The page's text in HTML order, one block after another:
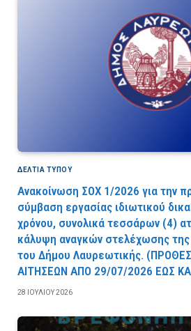
ΔΕΛΤΙΑ ΤΥΠΟΥ
Ανακοίνωση ΣΟΧ 1/2026 για την
σύμβαση εργασίας ιδιωτικού
χρόνου, συνολικά τεσσάρων (4)
κάλυψη αναγκών στελέχωσης
του Δήμου Λαυρεωτικής.
AITHΣEΩN AΠO 29/07/2026 EΩΣ
28 ΙΟΥΛΊΟΥ 2026